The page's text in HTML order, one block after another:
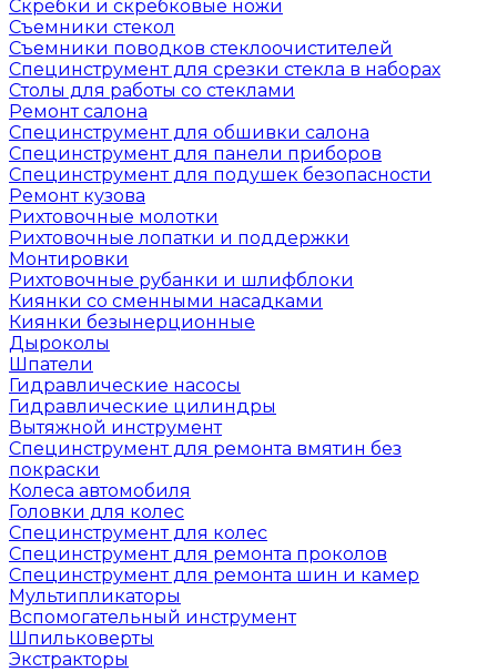
Скребки и скребковые ножи
Съемники стекол
Съемники поводков стеклоочистителей
Специнструмент для срезки стекла в наборах
Столы для работы со стеклами
Ремонт салона
Специнструмент для обшивки салона
Специнструмент для панели приборов
Специнструмент для подушек безопасности
Ремонт кузова
Рихтовочные молотки
Рихтовочные лопатки и поддержки
Монтировки
Рихтовочные рубанки и шлифблоки
Киянки со сменными насадками
Киянки безынерционные
Дыроколы
Шпатели
Гидравлические насосы
Гидравлические цилиндры
Вытяжной инструмент
Специнструмент для ремонта вмятин без
покраски
Колеса автомобиля
Головки для колес
Специнструмент для колес
Специнструмент для ремонта проколов
Специнструмент для ремонта шин и камер
Мультипликаторы
Вспомогательный инструмент
Шпильковерты
Экстракторы